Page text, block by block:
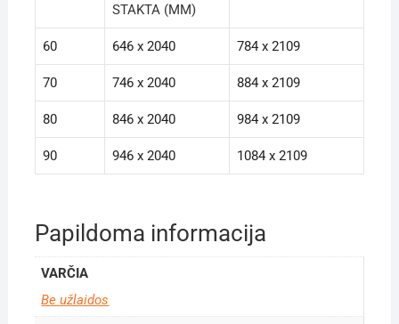
STAKTA (MM)
60 646 x 2040 784 x 2109
70 746 x 2040 884 x 2109
80 846 x 2040 984 x 2109
90 946 x 2040 1084 x 2109
Papildoma informacija
VARČIA
Be užlaidos